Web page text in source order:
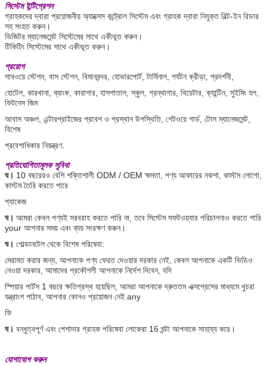
সিস্টেম ইন্টিগ্রেশন
গ্রাহকদের দ্বারা প্রয়োজনীয় অ্যাক্সেস কন্ট্রোল সিস্টেম এবং গ্রাহক দ্বারা নিযুক্ত বিল্ট-ইন রিডার
সহ সংহত করুন।
ভিজিটর ম্যানেজমেন্ট সিস্টেমের সাথে একীভূত করুন।
টিকিটিং সিস্টেমের সাথে একীভূত করুন।
প্রয়োগ
সাবওয়ে স্টেশন, বাস স্টেশন, বিমানবন্দর, হোভারপোর্ট, টার্মিনাল, পর্যটন ক্রীড়া, প্রদর্শনী,
হোটেল, কারখানা, ব্যাংক, কারাগার, হাসপাতাল, স্কুল, গ্রন্থাগার, থিয়েটার, ক্যান্টিন, সুইমিং হল,
ফিটনেস জিম
আবাস অঞ্চল, এন্টারপ্রাইজের প্রবেশ ও প্রস্থান উপস্থিতি, গেটওয়ে গার্ড, টোল ম্যানেজমেন্ট,
বিশেষ
প্রবেশাধিকার নিয়ন্ত্রণ.
প্রতিযোগিতামূলক সুবিধা
ঘ। 10 বছরেরও বেশি শক্তিশালী ODM / OEM ক্ষমতা, পণ্য আকারের নকশা, কাস্টম লোগো,
কাস্টম তৈরি করতে পারে
প্যাকেজ
ঘ। আমরা কেবল পণ্যই সরবরাহ করতে পারি না, তবে সিস্টেম সফটওয়্যার পরিচালনাও করতে পারি
your আপনার সময় এবং ব্যয় সংরক্ষণ করুন।
ঘ। গোল্ডানটেল থেকে বিশেষ পরিষেবা:
মেরামত করার জন্য, আপনাকে পণ্য ফেরত দেওয়ার দরকার নেই, কেবল আপনাকে একটি ভিডিও
নেওয়া দরকার, আমাদের প্রকৌশলী আপনাকে নির্দেশ দিবেন, যদি
স্পিয়ার পার্টস 1 বছরে ক্ষতিগ্রস্থ হয়েছিল, আমরা আপনাকে দ্রুততম এক্সপ্রেসের মাধ্যমে খুচরা
যন্ত্রাংশ পাঠাব, আপনার কোনও প্রয়োজন নেই any
ফি
ঘ। বন্ধুত্বপূর্ণ এবং পেশাদার গ্রাহক পরিষেবা লোকেরা 16 ঘন্টা আপনাকে সাহায্য করে।
যোগাযোগ করুন